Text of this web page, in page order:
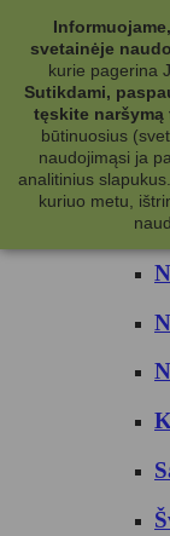
Kategorijos
Kūno
svetainėje
kurie pagerina
Sutikdami,
tęskite naršymą
būtinuosius
naudojimąsi ja
analitinius
kuriuo metu,